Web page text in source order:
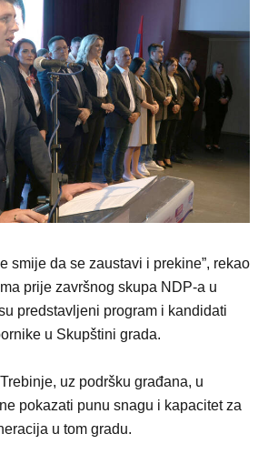
smije da se zaustavi i prekine”, rekao
prije završnog skupa NDP-a u
predstavljeni program i kandidati
u Skupštini grada.
uz podršku građana, u
pokazati punu snagu i kapacitet za
u tom gradu.